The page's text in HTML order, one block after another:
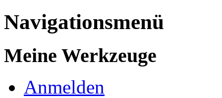
Navigationsmenü
Meine Werkzeuge
Anmelden